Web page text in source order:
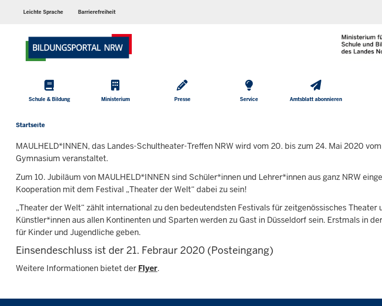
Sprachen
Leichte Sprache Barrierefreiheit
Hauptmenü
Schule & Bildung Ministerium Presse Service Amtsblatt abonnieren
Sie
sich
hier
Startseite
MAULHELD*INNEN, das Landes-Schultheater-Treffen NRW wird vom 20. bis zum 24. Mai 2020
Gymnasium veranstaltet.
Zum 10. Jubiläum von MAULHELD*INNEN sind Schüler*innen und Lehrer*innen aus ganz NRW
Kooperation mit dem Festival „Theater der Welt“ dabei zu sein!
„Theater der Welt“ zählt international zu den bedeutendsten Festivals für zeitgenössisches
Künstler*innen aus allen Kontinenten und Sparten werden zu Gast in Düsseldorf sein. Erstmals in
für Kinder und Jugendliche geben.
Einsendeschluss ist der 21. Febraur 2020 (Posteingang)
Weitere Informationen bietet der Flyer.